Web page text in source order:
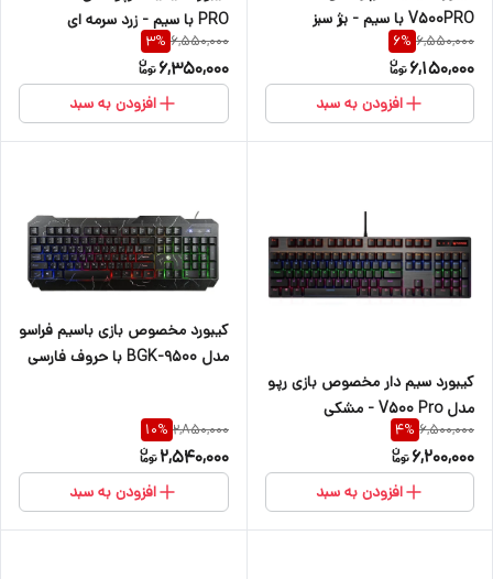
V500PRO با سیم - بژ سبز
6,550,000
6%
6,150,000
افزودن به سبد
PRO با سیم - زرد سرمه ای
6,550,000
3%
6,350,000
افزودن به سبد
کیبورد سیم دار مخصوص بازی رپو
مدل V500 Pro - مشکی
6,500,000
4%
6,200,000
افزودن به سبد
کیبورد مخصوص بازی باسیم فراسو
مدل BGK-9500 با حروف فارسی
2,850,000
10%
2,540,000
افزودن به سبد